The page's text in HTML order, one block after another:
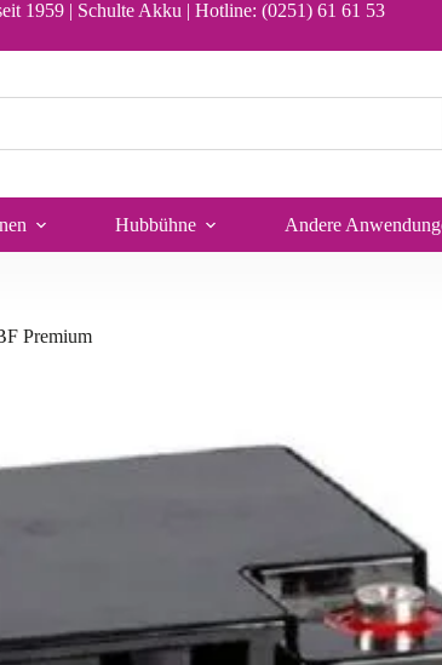
den Warenkorb
1959 | Schulte Akku | Hotline: (0251) 61 61 53
Hubbühne Andere
Premium